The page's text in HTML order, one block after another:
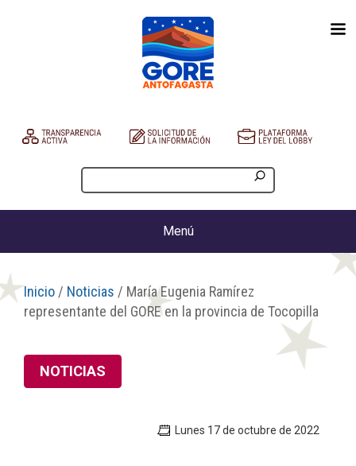
Menú
Inicio / Noticias / María Eugenia Ramírez
representante del GORE en la provincia de Tocopilla
NOTICIAS
Lunes 17 de octubre de 2022